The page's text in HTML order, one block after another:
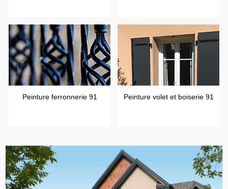
Peinture ferronnerie 91 Peinture volet et boiserie 91